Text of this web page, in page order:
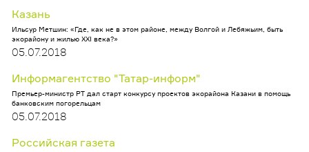
Казань
Ильсур Метшин: «Где, как не в этом районе, между Волгой и Лебяжьим, быть
экорайону и жилью XXI века?»
05.07.2018
Информагентство "Татар-информ"
Премьер-министр РТ дал старт конкурсу проектов экорайона Казани в помощь
банковским погорельцам
05.07.2018
Российская газета